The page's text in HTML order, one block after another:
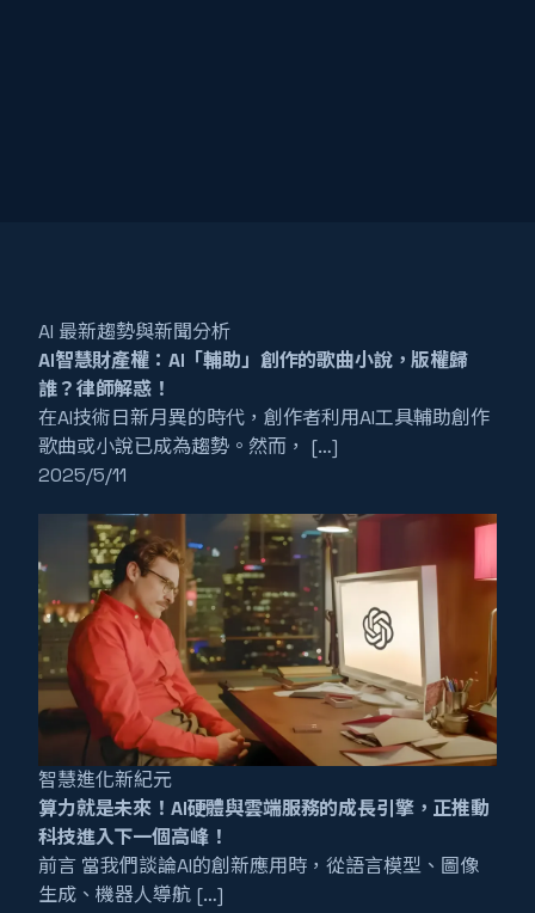
AI 最新趨勢與新聞分析
AI智慧財產權：AI「輔助」創作的歌曲小說，版權歸
誰？律師解惑！
在AI技術日新月異的時代，創作者利用AI工具輔助創作
歌曲或小說已成為趨勢。然而， […]
2025/5/11
智慧進化新紀元
算力就是未來！AI硬體與雲端服務的成長引擎，正推動
科技進入下一個高峰！
前言 當我們談論AI的創新應用時，從語言模型、圖像
生成、機器人導航 […]